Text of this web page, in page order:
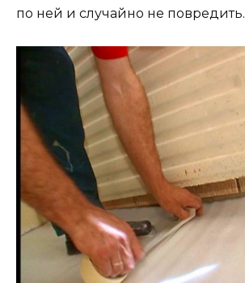
по ней и случайно не повредить.